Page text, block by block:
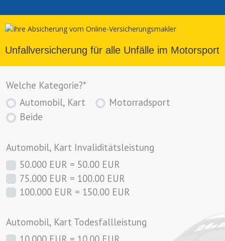
Inhalt
springen
Unfallversicherung für alle Unfälle im Motorsport
Welche Kategorie?*
Automobil, Kart
Motorradsport
Beide
Automobil, Kart Invaliditätsleistung
50.000 EUR = 50.00 EUR
75.000 EUR = 100.00 EUR
100.000 EUR = 150.00 EUR
Automobil, Kart Todesfallleistung